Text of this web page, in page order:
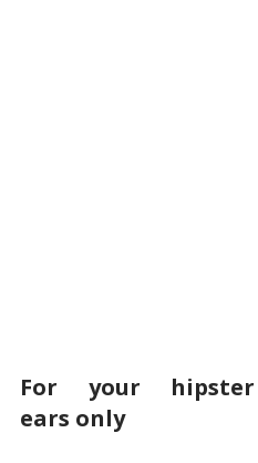
For your hipster
ears only